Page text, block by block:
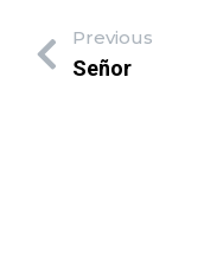
Previous
Señor